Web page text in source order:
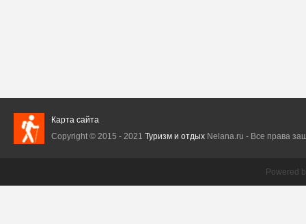
Карта сайта
Copyright © 2015 - 2021 Туризм и отдыхNelana.ru - Все права
Powered